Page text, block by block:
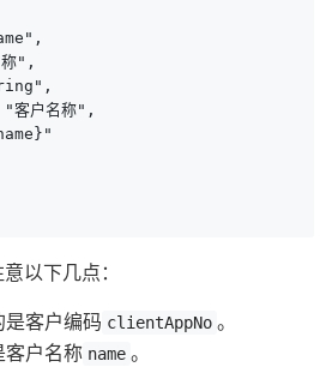
",
户名称",
以下几点：
客户编码 clientAppNo 。
客户名称 name 。